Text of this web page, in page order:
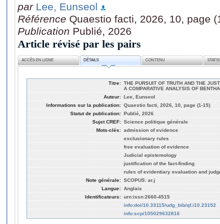
par Lee, Eunseol
Référence Quaestio facti, 2026, 10, page
Publication Publié, 2026
Article révisé par les pairs
ACCÈS EN LIGNE DÉTAILS CONTENU
Titre: THE PURSUIT OF TRUTH AND THE
A COMPARATIVE ANALYSIS OF
Auteur: Lee, Eunseol
Informations sur la publication: Quaestio facti, 2026, 10, page (1-15)
Statut de publication: Publié, 2026
Sujet CREF: Science politique générale
Mots-clés: admission of evidence
exclusionary rules
free evaluation of evidence
Judicial epistemology
justification of the fact-finding
rules of evidentiary evaluation and
Note générale: SCOPUS: ar.j
Langue: Anglais
Identificateurs: urn:issn:2660-4515
info:doi/10.33115/udg_bib/qf.i10.23152
info:scp/105029632816